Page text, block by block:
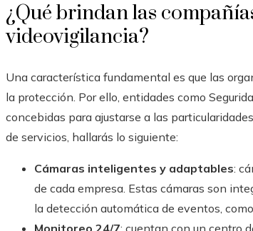
¿Qué brindan las
videovigilancia?
Una característica fundamental es que las
la protección. Por ello, entidades como
concebidas para ajustarse a las
de servicios, hallarás lo siguiente:
Cámaras inteligentes y adaptables:
de cada empresa. Estas cámaras son
la detección automática de eventos,